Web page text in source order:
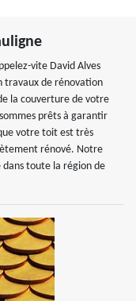
vite David Alves
travaux de rénovation
la couverture de votre
prêts à garantir
votre toit est très
rénové. Notre
toute la région de